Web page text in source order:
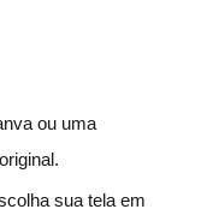
ou uma
sua tela em